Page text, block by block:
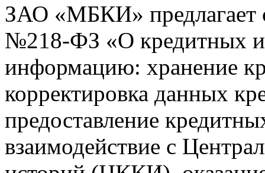
ЗАО «МБКИ» предлагает
№218-ФЗ «О кредитных
информацию: хранение
корректировка данных
предоставление
взаимодействие с